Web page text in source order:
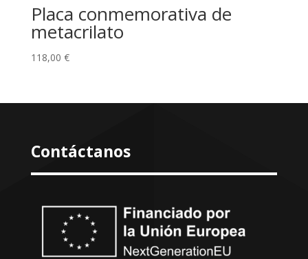
Placa conmemorativa de
metacrilato
118,00 €
Contáctanos